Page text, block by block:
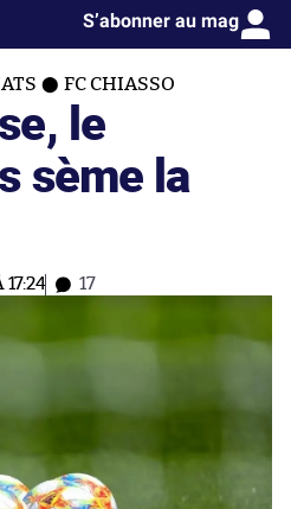
S’abonner au mag
FC CHIASSO
le
sème la
17:24 17